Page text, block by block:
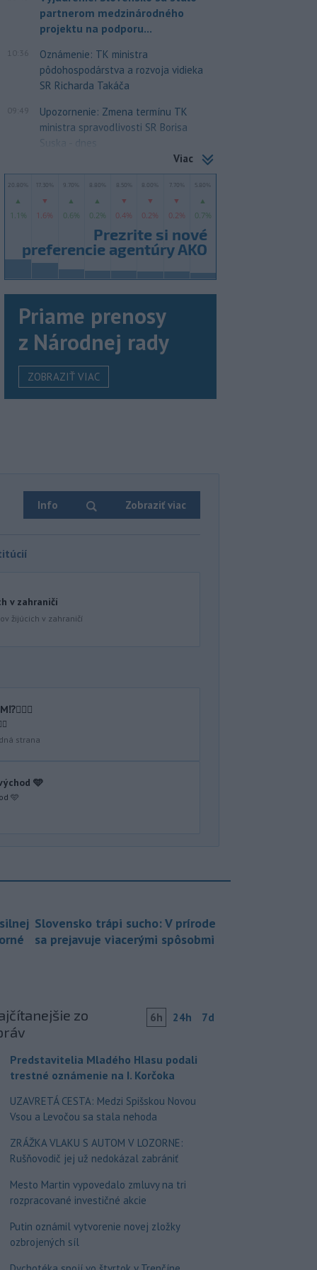
partnerom medzinárodného
projektu na podporu...
10:36
Oznámenie: TK ministra
pôdohospodárstva a rozvoja vidieka
SR Richarda Takáča
09:49
Upozornenie: Zmena termínu TK
ministra spravodlivosti SR Borisa
Suska - dnes
Viac
Priame prenosy
z Národnej rady
ZOBRAZIŤ VIAC
Info Zobraziť viac
v zahraničí
žijúcich v zahraničí
strana
🩵
🩵
Slovensko trápi sucho: V prírode
sa prejavuje viacerými spôsobmi
zo
6h 24h 7d
Predstavitelia Mladého Hlasu podali
trestné oznámenie na I. Korčoka
UZAVRETÁ CESTA: Medzi Spišskou Novou
Vsou a Levočou sa stala nehoda
ZRÁŽKA VLAKU S AUTOM V LOZORNE:
Rušňovodič jej už nedokázal zabrániť
Mesto Martin vypovedalo zmluvy na tri
rozpracované investičné akcie
Putin oznámil vytvorenie novej zložky
ozbrojených síl